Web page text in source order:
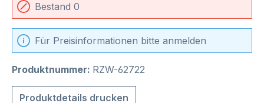
Bestand 0
Für Preisinformationen bitte anmelden
Produktnummer: RZW-62722
Produktdetails drucken